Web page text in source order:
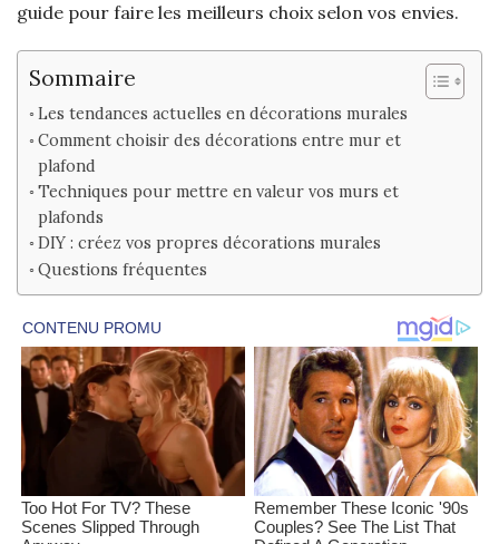
guide pour faire les meilleurs choix selon vos envies.
Sommaire
Les tendances actuelles en décorations murales
Comment choisir des décorations entre mur et
plafond
Techniques pour mettre en valeur vos murs et
plafonds
DIY : créez vos propres décorations murales
Questions fréquentes